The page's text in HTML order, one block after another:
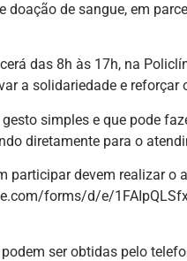
doação de sangue, em
das 8h às 17h, na
a solidariedade e
simples e que pode
diretamente para o
participar devem realizar o
forms/d/e/
ser obtidas pelo